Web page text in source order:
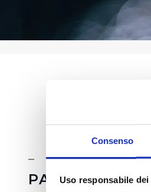
Consenso
Uso responsabile
PAGAMENTI